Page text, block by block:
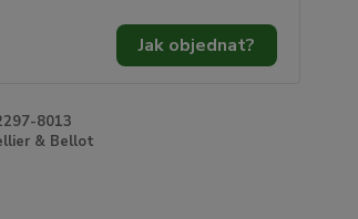
Jak objednat?
8013
& Bellot